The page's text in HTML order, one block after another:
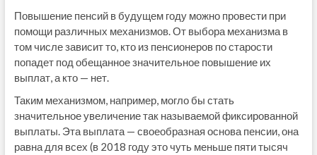
Повышение пенсий в будущем году можно провести при
помощи различных механизмов. От выбора механизма в
том числе зависит то, кто из пенсионеров по старости
попадет под обещанное значительное повышение их
выплат, а кто — нет.
Таким механизмом, например, могло бы стать
значительное увеличение так называемой фиксированной
выплаты. Эта выплата — своеобразная основа пенсии, она
равна для всех (в 2018 году это чуть меньше пяти тысяч